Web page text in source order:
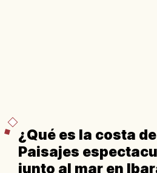
¿Qué es la costa
Paisajes
junto al mar en